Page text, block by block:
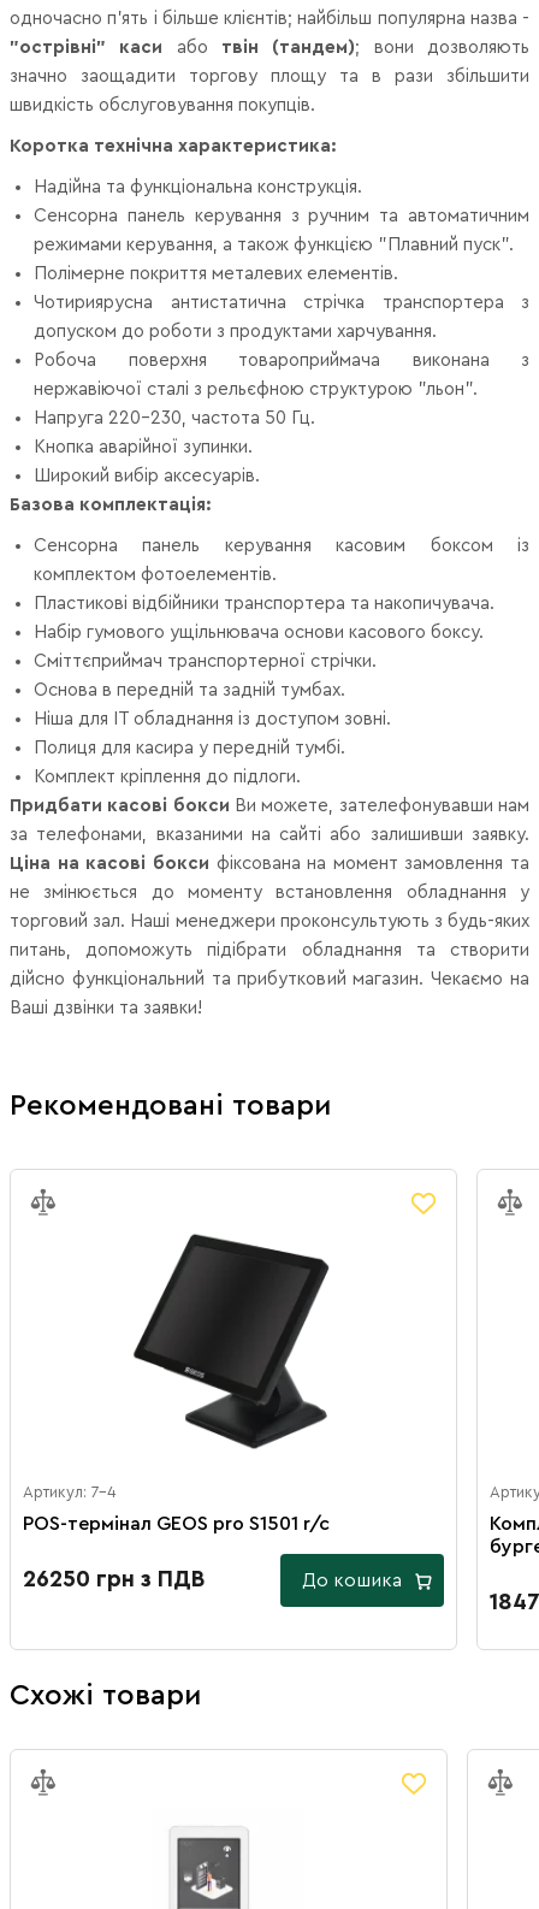
одночасно п'ять і більше клієнтів; найбільш популярна назва -
"острівні" каси або твін (тандем); вони дозволяють
значно заощадити торгову площу та в рази збільшити
швидкість обслуговування покупців.
Коротка технічна характеристика:
Надійна та функціональна конструкція.
Сенсорна панель керування з ручним та автоматичним
режимами керування, а також функцією "Плавний пуск".
Полімерне покриття металевих елементів.
Чотириярусна антистатична стрічка транспортера з
допуском до роботи з продуктами харчування.
Робоча поверхня товароприймача виконана з
нержавіючої сталі з рельєфною структурою "льон".
Напруга 220-230, частота 50 Гц.
Кнопка аварійної зупинки.
Широкий вибір аксесуарів.
Базова комплектація:
Сенсорна панель керування касовим боксом із
комплектом фотоелементів.
Пластикові відбійники транспортера та накопичувача.
Набір гумового ущільнювача основи касового боксу.
Сміттєприймач транспортерної стрічки.
Основа в передній та задній тумбах.
Ніша для IT обладнання із доступом зовні.
Полиця для касира у передній тумбі.
Комплект кріплення до підлоги.
Придбати касові бокси Ви можете, зателефонувавши нам
за телефонами, вказаними на сайті або залишивши заявку.
Ціна на касові бокси фіксована на момент замовлення та
не змінюється до моменту встановлення обладнання у
торговий зал. Наші менеджери проконсультують з будь-яких
питань, допоможуть підібрати обладнання та створити
дійсно функціональний та прибутковий магазин. Чекаємо на
Ваші дзвінки та заявки!
Рекомендовані товари
Артикул: 7-4
POS-термінал GEOS pro S1501 r/c
26250 грн з ПДВ До кошика
Схожі товари